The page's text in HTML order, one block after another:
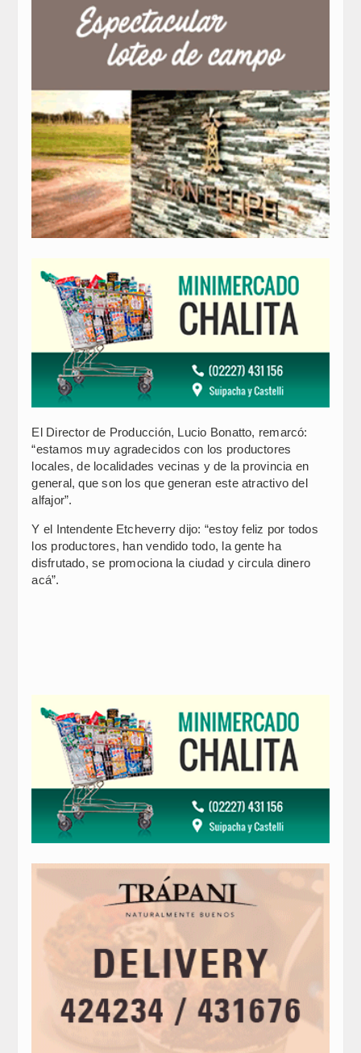
El Director de Producción, Lucio Bonatto, remarcó:
“estamos muy agradecidos con los productores
locales, de localidades vecinas y de la provincia en
general, que son los que generan este atractivo del
alfajor”.
Y el Intendente Etcheverry dijo: “estoy feliz por todos
los productores, han vendido todo, la gente ha
disfrutado, se promociona la ciudad y circula dinero
acá”.